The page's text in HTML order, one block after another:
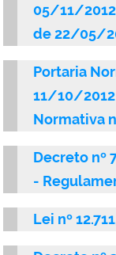
05/11/2012
de 22/05/
Portaria
11/10/2012
Normativa
Decreto nº
-
Lei nº